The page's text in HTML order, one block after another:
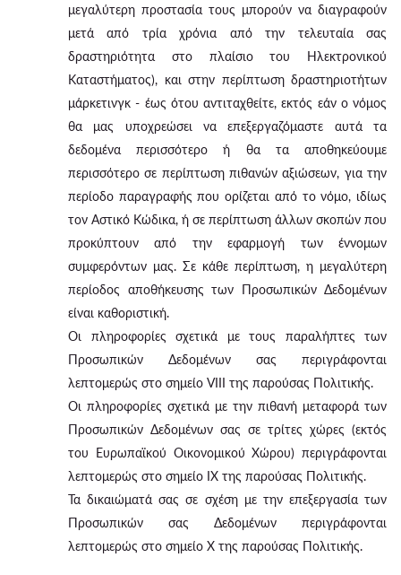
μεγαλύτερη προστασία τους μπορούν να διαγραφούν
μετά από τρία χρόνια από την τελευταία σας
δραστηριότητα στο πλαίσιο του Ηλεκτρονικού
Καταστήματος), και στην περίπτωση δραστηριοτήτων
μάρκετινγκ - έως ότου αντιταχθείτε, εκτός εάν ο νόμος
θα μας υποχρεώσει να επεξεργαζόμαστε αυτά τα
δεδομένα περισσότερο ή θα τα αποθηκεύουμε
περισσότερο σε περίπτωση πιθανών αξιώσεων, για την
περίοδο παραγραφής που ορίζεται από το νόμο, ιδίως
τον Αστικό Κώδικα, ή σε περίπτωση άλλων σκοπών που
προκύπτουν από την εφαρμογή των έννομων
συμφερόντων μας. Σε κάθε περίπτωση, η μεγαλύτερη
περίοδος αποθήκευσης των Προσωπικών Δεδομένων
είναι καθοριστική.
Οι πληροφορίες σχετικά με τους παραλήπτες των
Προσωπικών Δεδομένων σας περιγράφονται
λεπτομερώς στο σημείο VIII της παρούσας Πολιτικής.
Οι πληροφορίες σχετικά με την πιθανή μεταφορά των
Προσωπικών Δεδομένων σας σε τρίτες χώρες (εκτός
του Ευρωπαϊκού Οικονομικού Χώρου) περιγράφονται
λεπτομερώς στο σημείο IX της παρούσας Πολιτικής.
Τα δικαιώματά σας σε σχέση με την επεξεργασία των
Προσωπικών σας Δεδομένων περιγράφονται
λεπτομερώς στο σημείο X της παρούσας Πολιτικής.